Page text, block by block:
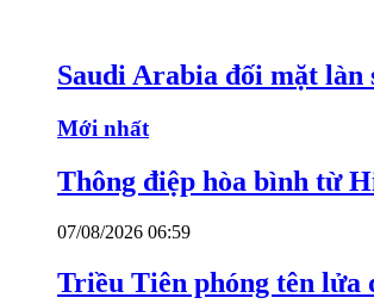
Saudi Arabia đối mặt làn
Mới nhất
Thông điệp hòa bình từ
07/08/2026 06:59
Triều Tiên phóng tên lửa